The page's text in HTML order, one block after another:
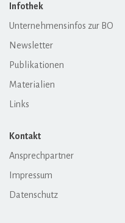
Infothek
Unternehmensinfos zur BO
Newsletter
Publikationen
Materialien
Links
Kontakt
Ansprechpartner
Impressum
Datenschutz